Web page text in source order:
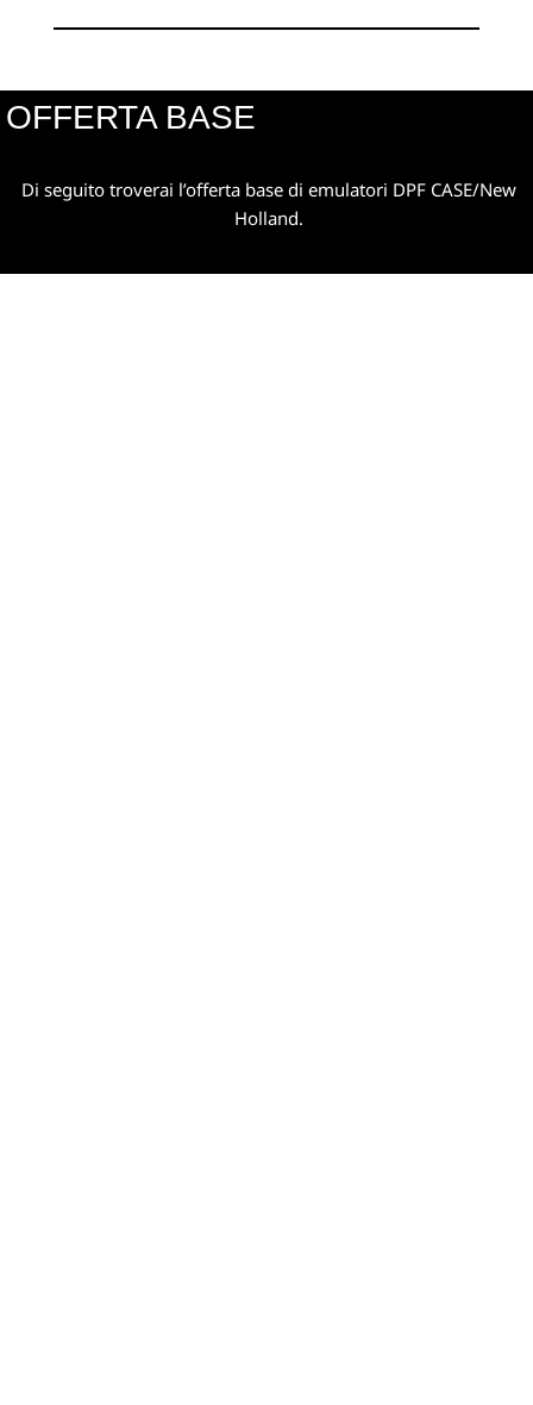
OFFERTA BASE
Di seguito troverai l’offerta base di emulatori DPF CASE/New
Holland.